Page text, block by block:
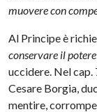
muovere con
Al Principe è
conservare il potere
uccidere. Nel
Cesare Borgia,
mentire,